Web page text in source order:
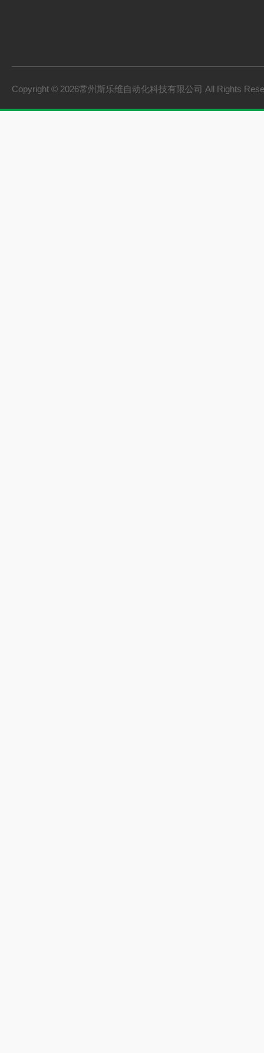
Copyright © 2026常州斯乐维自动化科技有限公司 All Rights